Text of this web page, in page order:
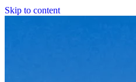
Skip to content